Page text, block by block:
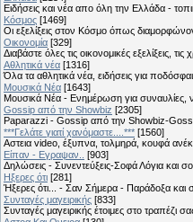
Ειδήσεις και νέα απο όλη την Ελλάδα -
Κόσμος [1469]
Οι εξελίξεις στον Κόσμο όπως
Οικονομία [329]
Διαβάστε όλες τις οικονομικές εξελίξεις,
Αθλητικά νέα [1316]
Όλα τα αθλητικά νέα, ειδήσεις για
Μουσικά Νέα [1643]
Μουσικά Νέα - Ενημέρωση για συναυλίες,
Gossip από την Showbiz [2305]
Paparazzi - Gossip από την Showbiz-
***Γελάτε γιατί χανόμαστε....*** [1560]
Αστεια video, έξυπνα, τολμηρά, κουφά
Είπαν - Εγραψαν..
[903]
Δηλώσεις - Συνεντεύξεις-Σοφά Λόγια
Hξερες ότι [281]
Ήξερες ότι... - Σαν Σήμερα - Παράδοξα και
Συνταγές μαγειρικής [833]
Συνταγές μαγειρικής έτοιμες στο